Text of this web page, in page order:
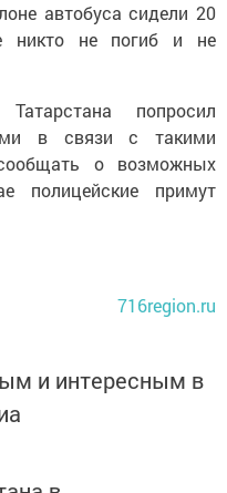
автобуса сидели 20
никто не погиб и не
Татарстана попросил
в связи с такими
о возможных
полицейские примут
716region.ru
и интересным в